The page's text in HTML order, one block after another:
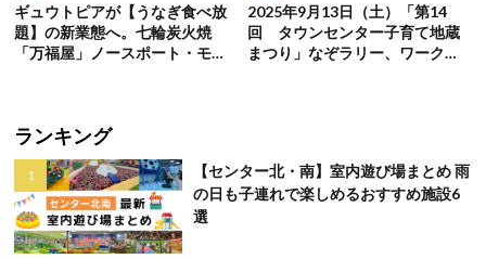
ギュウトピアが【うなぎ食べ放
題】の新業態へ。七輪炭火焼
「万福屋」ノースポート・モー
2025年9月13日（土）「第14
回 タウンセンター子育て地蔵
まつり」なぞラリー、ワークシ
ランキング
【センター北・南】室内遊び場まとめ 雨
の日も子連れで楽しめるおすすめ施設6
選